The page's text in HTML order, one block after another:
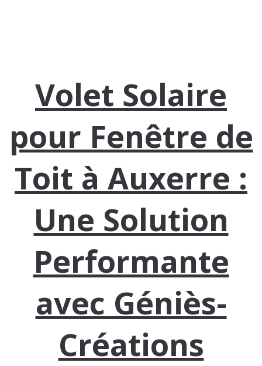
Volet Solaire
pour Fenêtre de
Toit à Auxerre :
Une Solution
Performante
avec Géniès-
Créations